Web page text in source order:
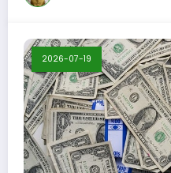
2026-07-19